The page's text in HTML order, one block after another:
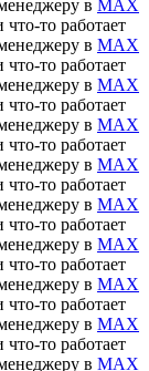
в MAX
то работает
в MAX
то работает
в MAX
то работает
в MAX
то работает
в MAX
то работает
в MAX
то работает
в MAX
то работает
в MAX
то работает
в MAX
то работает
в MAX